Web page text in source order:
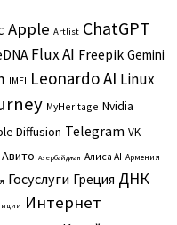
Apple Artlist ChatGPT
Flux AI Freepik Gemini
IMEI Leonardo AI Linux
MyHeritage Nvidia
Diffusion Telegram VK
Авито Азербайджан Алиса AI Армения
Госуслуги Греция ДНК
Интернет